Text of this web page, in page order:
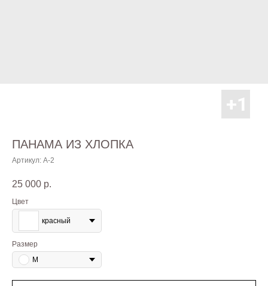
ПАНАМА ИЗ ХЛОПКА
Артикул: А-2
25 000 р.
Цвет
красный
Размер
M